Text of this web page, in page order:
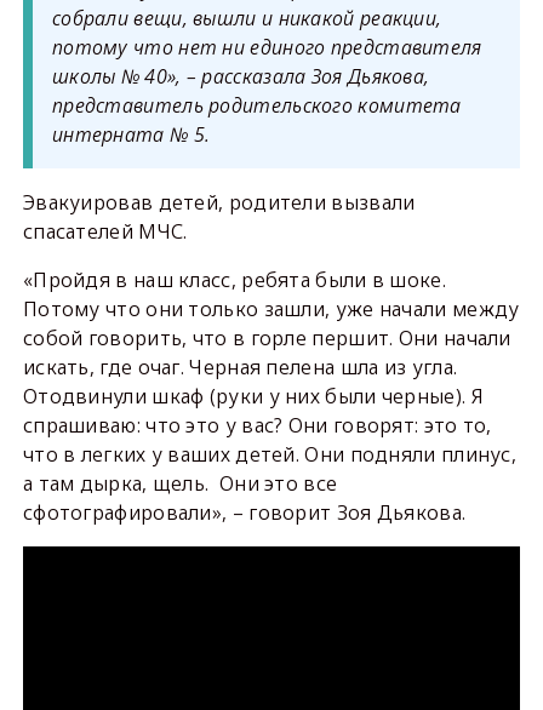
собрали вещи, вышли и никакой реакции,
потому что нет ни единого представителя
школы № 40», – рассказала Зоя Дьякова,
представитель родительского комитета
интерната № 5.
Эвакуировав детей, родители вызвали
спасателей МЧС.
«Пройдя в наш класс, ребята были в шоке.
Потому что они только зашли, уже начали между
собой говорить, что в горле першит. Они начали
искать, где очаг. Черная пелена шла из угла.
Отодвинули шкаф (руки у них были черные). Я
спрашиваю: что это у вас? Они говорят: это то,
что в легких у ваших детей. Они подняли плинус,
а там дырка, щель. Они это все
сфотографировали», – говорит Зоя Дьякова.